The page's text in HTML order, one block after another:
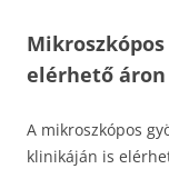
elérhető áron
A mikroszkópos
klinikáján is